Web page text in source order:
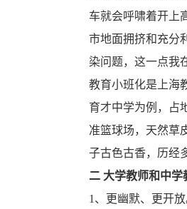
车就会呼啸着开上
市地面拥挤和充分
染问题，这一点我
教育小班化是上海
育才中学为例，占
准篮球场，天然草
子古色古香，历经
二 大学教师和中学
1、更幽默、更开